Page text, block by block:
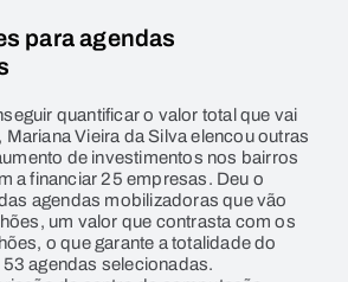
para agendas
quantificar o valor total que vai
Vieira da Silva elencou outras
de investimentos nos bairros
a financiar 25 empresas. Deu o
agendas mobilizadoras que vão
um valor que contrasta com os
o que garante a totalidade do
agendas selecionadas.